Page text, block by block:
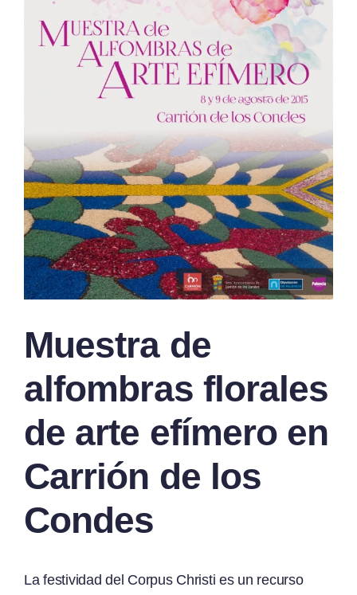
Muestra de
alfombras florales
de arte efímero en
Carrión de los
Condes
La festividad del Corpus Christi es un recurso